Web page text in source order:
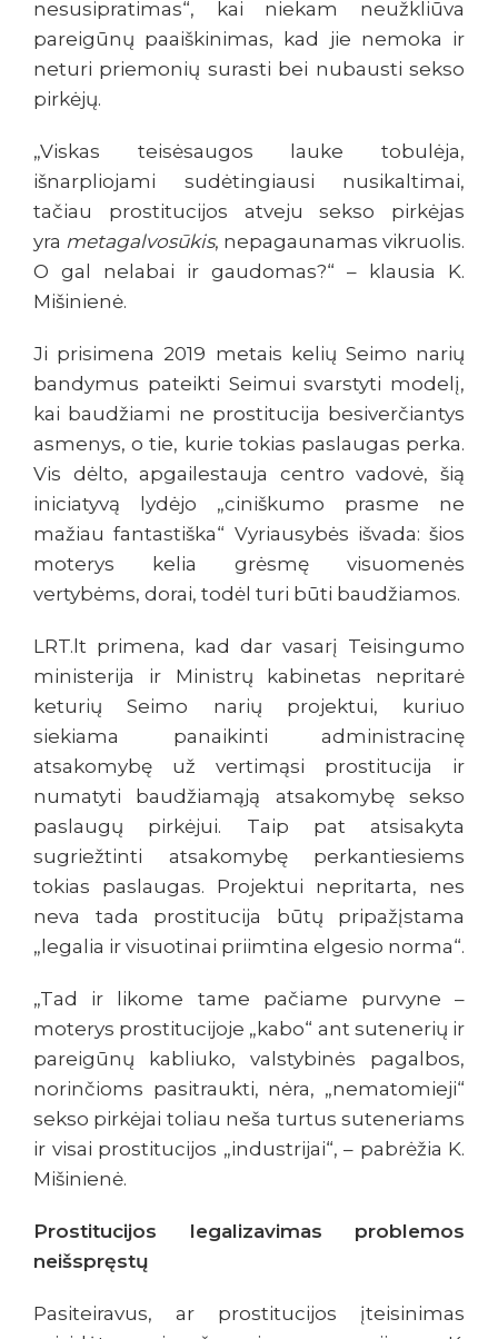
nesusipratimas“, kai niekam neužkliūva
pareigūnų paaiškinimas, kad jie nemoka ir
neturi priemonių surasti bei nubausti sekso
pirkėjų.
„Viskas teisėsaugos lauke tobulėja,
išnarpliojami sudėtingiausi nusikaltimai,
tačiau prostitucijos atveju sekso pirkėjas
yra metagalvosūkis, nepagaunamas vikruolis.
O gal nelabai ir gaudomas?“ – klausia K.
Mišinienė.
Ji prisimena 2019 metais kelių Seimo narių
bandymus pateikti Seimui svarstyti modelį,
kai baudžiami ne prostitucija besiverčiantys
asmenys, o tie, kurie tokias paslaugas perka.
Vis dėlto, apgailestauja centro vadovė, šią
iniciatyvą lydėjo „ciniškumo prasme ne
mažiau fantastiška“ Vyriausybės išvada: šios
moterys kelia grėsmę visuomenės
vertybėms, dorai, todėl turi būti baudžiamos.
LRT.lt primena, kad dar vasarį Teisingumo
ministerija ir Ministrų kabinetas nepritarė
keturių Seimo narių projektui, kuriuo
siekiama panaikinti administracinę
atsakomybę už vertimąsi prostitucija ir
numatyti baudžiamąją atsakomybę sekso
paslaugų pirkėjui. Taip pat atsisakyta
sugriežtinti atsakomybę perkantiesiems
tokias paslaugas. Projektui nepritarta, nes
neva tada prostitucija būtų pripažįstama
„legalia ir visuotinai priimtina elgesio norma“.
„Tad ir likome tame pačiame purvyne –
moterys prostitucijoje „kabo“ ant sutenerių ir
pareigūnų kabliuko, valstybinės pagalbos,
norinčioms pasitraukti, nėra, „nematomieji“
sekso pirkėjai toliau neša turtus suteneriams
ir visai prostitucijos „industrijai“, – pabrėžia K.
Mišinienė.
Prostitucijos legalizavimas problemos
neišspręstų
Pasiteiravus, ar prostitucijos įteisinimas